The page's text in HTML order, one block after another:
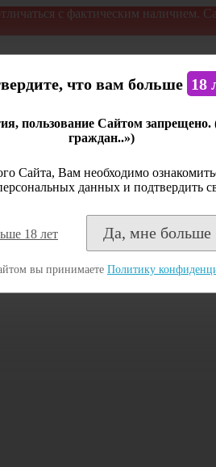
с фактическим наличием.
что вам больше 18
пользование Сайтом
граждан..»)
Сайта, Вам необходимо
данных и подтвердить
18 лет Да, мне больше
вы принимаете Политику